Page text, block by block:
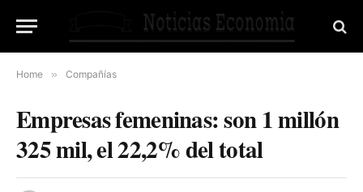
Home » Compañías
Empresas femeninas: son 1 millón
325 mil, el 22,2% del total